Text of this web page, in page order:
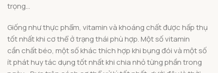
trọng…
Giống như thực phẩm, vitamin và khoáng chất được hấp thụ
tốt nhất khi cơ thể ở trạng thái phù hợp. Một số vitamin
cần chất béo, một số khác thích hợp khi bụng đói và một số
ít phát huy tác dụng tốt nhất khi chia nhỏ từng phần trong